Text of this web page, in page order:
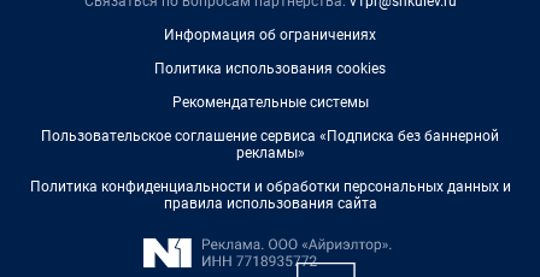
Информация об ограничениях
Политика использования cookies
Рекомендательные системы
Пользовательское соглашение сервиса «Подписка без баннерной
рекламы»
Политика конфиденциальности и обработки персональных данных и
правила использования сайта